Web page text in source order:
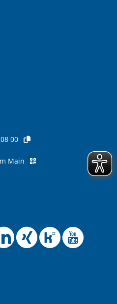
der Daten sind sind in
00
Main
Offizielle